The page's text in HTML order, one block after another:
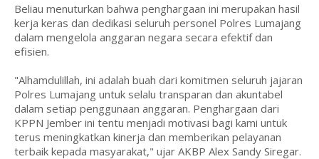
Beliau menuturkan bahwa penghargaan ini merupakan hasil
kerja keras dan dedikasi seluruh personel Polres Lumajang
dalam mengelola anggaran negara secara efektif dan
efisien.
"Alhamdulillah, ini adalah buah dari komitmen seluruh jajaran
Polres Lumajang untuk selalu transparan dan akuntabel
dalam setiap penggunaan anggaran. Penghargaan dari
KPPN Jember ini tentu menjadi motivasi bagi kami untuk
terus meningkatkan kinerja dan memberikan pelayanan
terbaik kepada masyarakat," ujar AKBP Alex Sandy Siregar.